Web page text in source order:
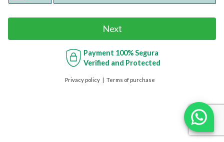
Next
Payment 100% Segura
Verified and Protected
Privacy policy Terms of purchase